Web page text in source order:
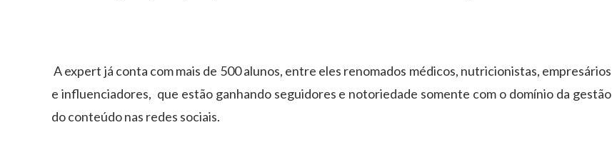
A expert já conta com mais de 500 alunos, entre eles renomados médicos, nutricionistas, empresários
e influenciadores, que estão ganhando seguidores e notoriedade somente com o domínio da gestão
do conteúdo nas redes sociais.